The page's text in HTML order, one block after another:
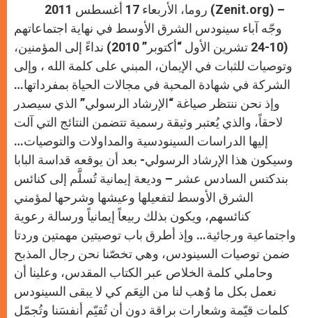
وجّه آباء سينودس الشرق الأوسط في نهاية اجتماعاتهم
(10-24 تشرين الأول “أكتوبر” 2010) نداءً إلى المؤمنين،
وتوصيات للثبات في الإيمان، المبني على كلمة الله ، وإلى
الشركة في شهادة المحبة في مجالات الحياة بمفرداتها…
وإذ نحن ننتظر صياغة “الإرشاد الرسولي” الذي سيصدر
لاحقاً، والذي يُعتبر وثيقة رسمية تتضمن النتائج التي آلت
إليها الدراسات السينودسية والمداولات والتوصيات…
وسيكون هذا الإرشاد الرسولي- بعد أن يوقعه قداسة البابا
بندكتس السادس عشر – وديعة إيمانية تُسلَّم إلى كنائس
الشرق الأوسط لتفعيلها وعيشها وشرحها لمؤمني
كنائسهم، ويكون بذلك ربيعاً إيمانياً ورسالة رعوية
واجتماعية ورجائية… وإذ أطرق باب توصيتين مهمتين وردتا
ضمن توصيات السينودس، وهي تخصّنا نحن رجال المذبح
وحاملي كلمة الخلاص عبر الكتاب المقدس، وعلينا أن
نعمل بكل ما وُهب لنا من النِعَم كي لا يبقى السينودس
كلمات قيّمة وشعارات براقة دون أن تُقيّم أنفسَنا وتُجمّل